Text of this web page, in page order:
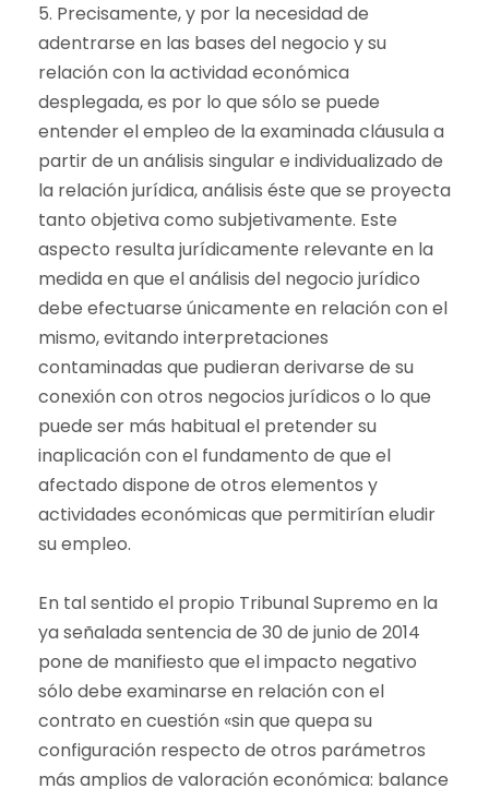
5. Precisamente, y por la necesidad de
adentrarse en las bases del negocio y su
relación con la actividad económica
desplegada, es por lo que sólo se puede
entender el empleo de la examinada cláusula a
partir de un análisis singular e individualizado de
la relación jurídica, análisis éste que se proyecta
tanto objetiva como subjetivamente. Este
aspecto resulta jurídicamente relevante en la
medida en que el análisis del negocio jurídico
debe efectuarse únicamente en relación con el
mismo, evitando interpretaciones
contaminadas que pudieran derivarse de su
conexión con otros negocios jurídicos o lo que
puede ser más habitual el pretender su
inaplicación con el fundamento de que el
afectado dispone de otros elementos y
actividades económicas que permitirían eludir
su empleo.
En tal sentido el propio Tribunal Supremo en la
ya señalada sentencia de 30 de junio de 2014
pone de manifiesto que el impacto negativo
sólo debe examinarse en relación con el
contrato en cuestión «sin que quepa su
configuración respecto de otros parámetros
más amplios de valoración económica: balance